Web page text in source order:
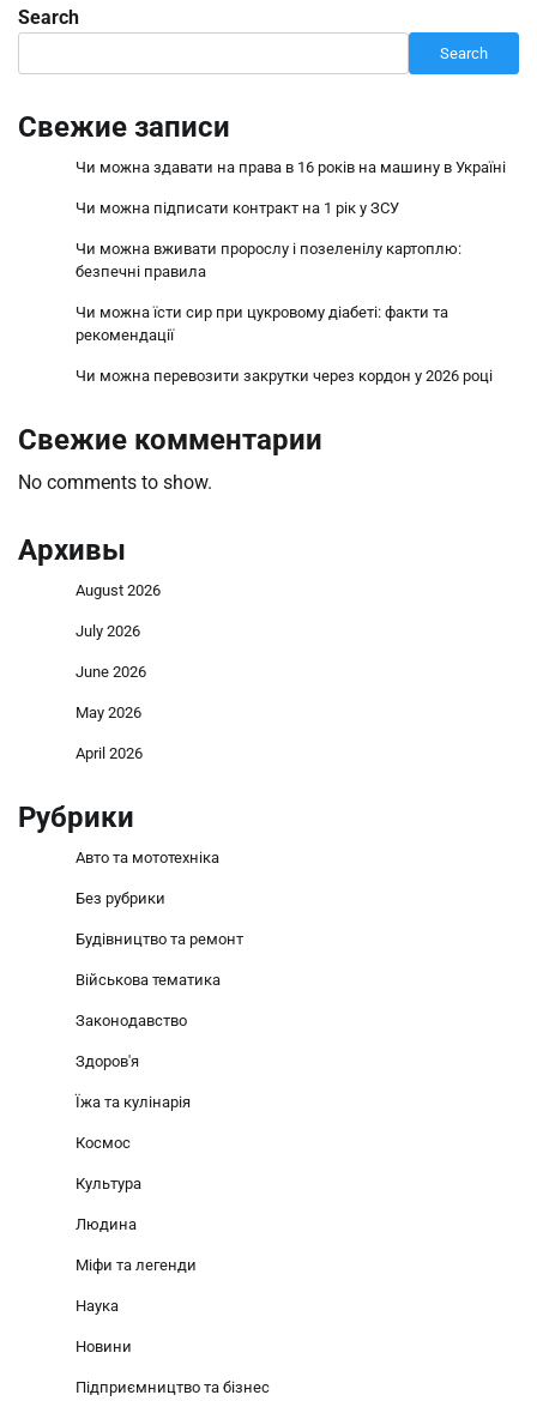
Search
Search
Свежие записи
Чи можна здавати на права в 16 років на машину в Україні
Чи можна підписати контракт на 1 рік у ЗСУ
Чи можна вживати пророслу і позеленілу картоплю:
безпечні правила
Чи можна їсти сир при цукровому діабеті: факти та
рекомендації
Чи можна перевозити закрутки через кордон у 2026 році
Свежие комментарии
No comments to show.
Архивы
August 2026
July 2026
June 2026
May 2026
April 2026
Рубрики
Авто та мототехніка
Без рубрики
Будівництво та ремонт
Військова тематика
Законодавство
Здоров'я
Їжа та кулінарія
Космос
Культура
Людина
Міфи та легенди
Наука
Новини
Підприємництво та бізнес